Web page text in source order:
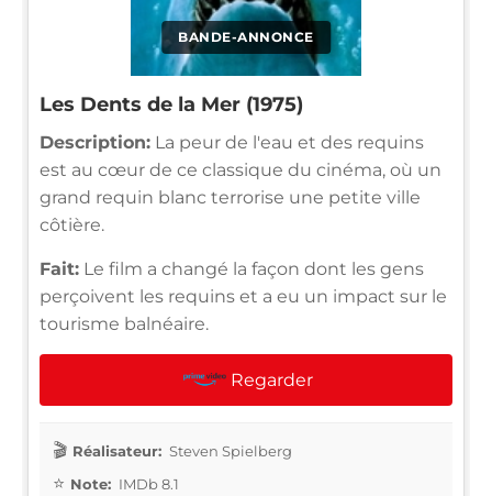
BANDE-ANNONCE
Les Dents de la Mer (1975)
Description: La peur de l'eau et des requins
est au cœur de ce classique du cinéma, où un
grand requin blanc terrorise une petite ville
côtière.
Fait: Le film a changé la façon dont les gens
perçoivent les requins et a eu un impact sur le
tourisme balnéaire.
Regarder
Réalisateur: Steven Spielberg
Note: IMDb 8.1